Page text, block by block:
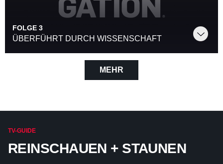
FOLGE 3
ÜBERFÜHRT DURCH WISSENSCHAFT
MEHR
TV-GUIDE
REINSCHAUEN + STAUNEN